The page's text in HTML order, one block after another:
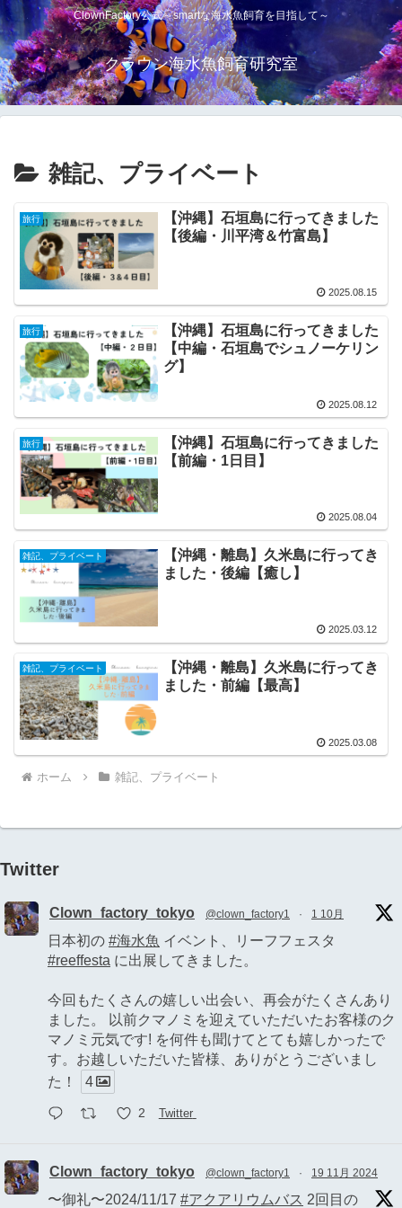
ClownFactory公式～smartな海水魚飼育を目指して～
クラウン海水魚飼育研究室
雑記、プライベート
旅行
【沖縄】石垣島に行ってきました
【後編・川平湾＆竹富島】
2025.08.15
旅行
【沖縄】石垣島に行ってきました
【中編・石垣島でシュノーケリン
グ】
2025.08.12
旅行
【沖縄】石垣島に行ってきました
【前編・1日目】
2025.08.04
雑記、プライベート
【沖縄・離島】久米島に行ってき
ました・後編【癒し】
2025.03.12
雑記、プライベート
【沖縄・離島】久米島に行ってき
ました・前編【最高】
2025.03.08
ホーム 雑記、プライベート
Twitter
Clown_factory_tokyo @clown_factory1 · 1 10月
日本初の #海水魚 イベント、リーフフェスタ
#reeffesta に出展してきました。
今回もたくさんの嬉しい出会い、再会がたくさんあり
ました。 以前クマノミを迎えていただいたお客様のク
マノミ元気です! を何件も聞けてとても嬉しかったで
す。お越しいただいた皆様、ありがとうございまし
た！
4
2 Twitter
Clown_factory_tokyo @clown_factory1 · 19 11月 2024
〜御礼〜2024/11/17 #アクアリウムバス 2回目の